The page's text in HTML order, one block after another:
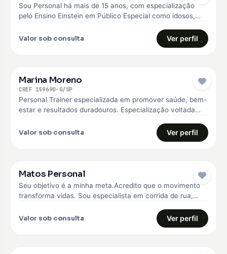
Sou Personal há mais de 15 anos, com especialização
pelo Ensino Einstein em Público Especial como idosos,
Valor sob consulta Ver perfil
Marina Moreno
CREF 159690-G/SP
Personal Trainer especializada em promover saúde, bem-
estar e resultados duradouros. Especialização voltada
de…
Valor sob consulta Ver perfil
Matos Personal
Seu objetivo é a minha meta.Acredito que o movimento
transforma vidas. Sou especialista em corrida de rua,
Valor sob consulta Ver perfil